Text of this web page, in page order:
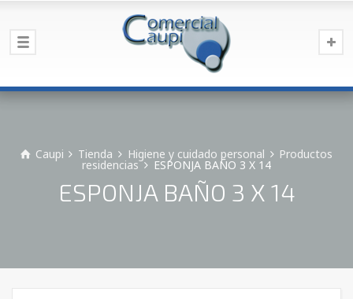
Caupi Tienda Higiene y cuidado personal Productos
residencias ESPONJA BAÑO 3 X 14
ESPONJA BAÑO 3 X 14